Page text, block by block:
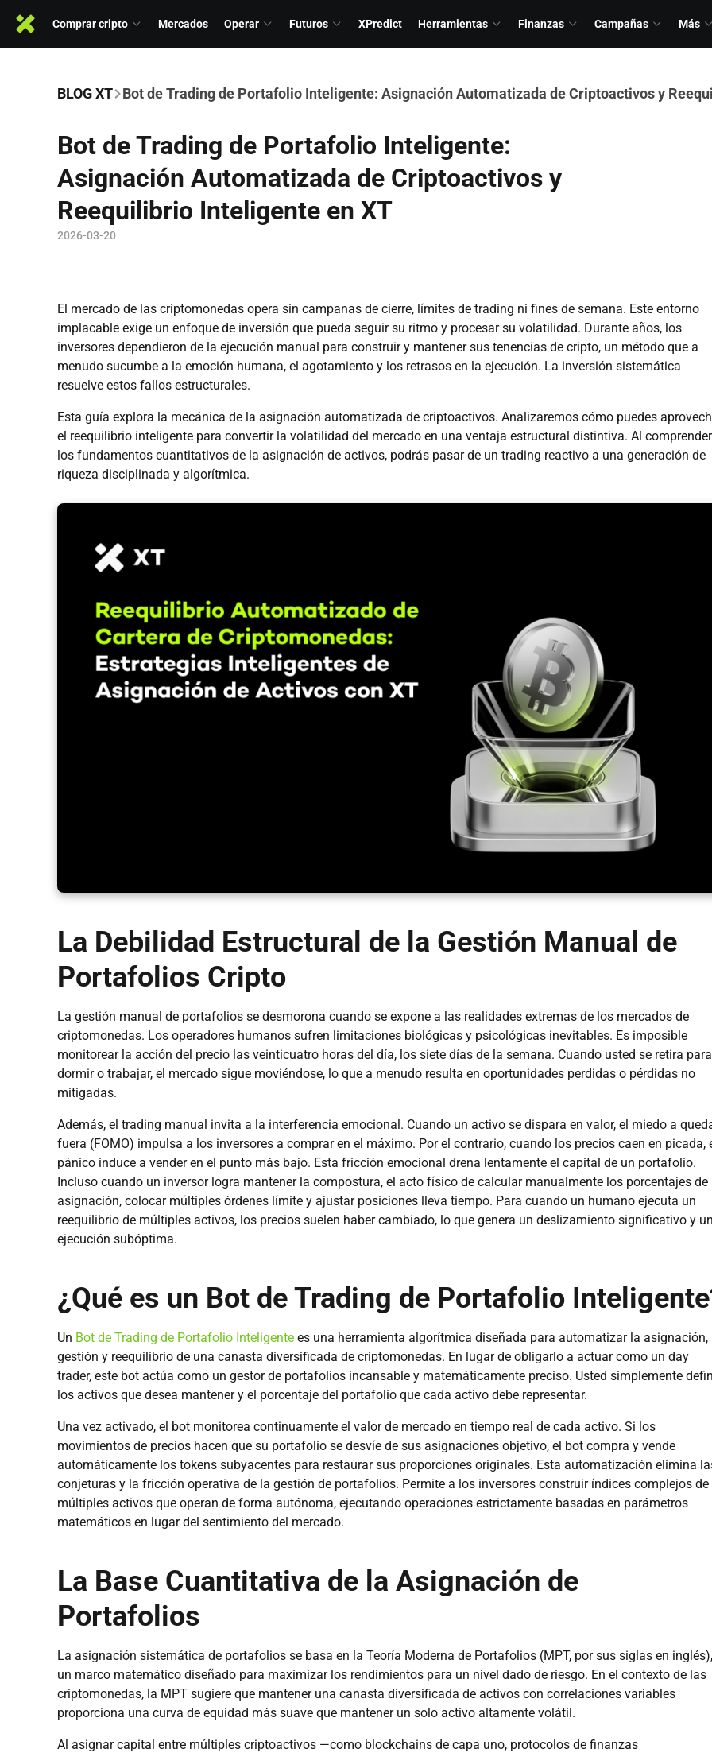
Comprar cripto Mercados Operar Futuros XPredict Herramientas Finanzas Campañas Más
BLOG XT Bot de Trading de Portafolio Inteligente: Asignación Automatizada de Criptoactivos y
Bot de Trading de Portafolio Inteligente:
Asignación Automatizada de Criptoactivos y
Reequilibrio Inteligente en XT
2026-03-20
El mercado de las criptomonedas opera sin campanas de cierre, límites de trading ni fines de semana. Este entorno
implacable exige un enfoque de inversión que pueda seguir su ritmo y procesar su volatilidad. Durante años, los
inversores dependieron de la ejecución manual para construir y mantener sus tenencias de cripto, un método que a
menudo sucumbe a la emoción humana, el agotamiento y los retrasos en la ejecución. La inversión sistemática
resuelve estos fallos estructurales.
Esta guía explora la mecánica de la asignación automatizada de criptoactivos. Analizaremos cómo puedes
el reequilibrio inteligente para convertir la volatilidad del mercado en una ventaja estructural distintiva. Al comprender
los fundamentos cuantitativos de la asignación de activos, podrás pasar de un trading reactivo a una generación de
riqueza disciplinada y algorítmica.
La Debilidad Estructural de la Gestión Manual de
Portafolios Cripto
La gestión manual de portafolios se desmorona cuando se expone a las realidades extremas de los mercados de
criptomonedas. Los operadores humanos sufren limitaciones biológicas y psicológicas inevitables. Es imposible
monitorear la acción del precio las veinticuatro horas del día, los siete días de la semana. Cuando usted se retira para
dormir o trabajar, el mercado sigue moviéndose, lo que a menudo resulta en oportunidades perdidas o pérdidas no
mitigadas.
Además, el trading manual invita a la interferencia emocional. Cuando un activo se dispara en valor, el miedo a
fuera (FOMO) impulsa a los inversores a comprar en el máximo. Por el contrario, cuando los precios caen en picada,
pánico induce a vender en el punto más bajo. Esta fricción emocional drena lentamente el capital de un portafolio.
Incluso cuando un inversor logra mantener la compostura, el acto físico de calcular manualmente los porcentajes de
asignación, colocar múltiples órdenes límite y ajustar posiciones lleva tiempo. Para cuando un humano ejecuta un
reequilibrio de múltiples activos, los precios suelen haber cambiado, lo que genera un deslizamiento significativo y
ejecución subóptima.
¿Qué es un Bot de Trading de Portafolio
Un Bot de Trading de Portafolio Inteligente es una herramienta algorítmica diseñada para automatizar la asignación,
gestión y reequilibrio de una canasta diversificada de criptomonedas. En lugar de obligarlo a actuar como un day
trader, este bot actúa como un gestor de portafolios incansable y matemáticamente preciso. Usted simplemente
los activos que desea mantener y el porcentaje del portafolio que cada activo debe representar.
Una vez activado, el bot monitorea continuamente el valor de mercado en tiempo real de cada activo. Si los
movimientos de precios hacen que su portafolio se desvíe de sus asignaciones objetivo, el bot compra y vende
automáticamente los tokens subyacentes para restaurar sus proporciones originales. Esta automatización elimina
conjeturas y la fricción operativa de la gestión de portafolios. Permite a los inversores construir índices complejos de
múltiples activos que operan de forma autónoma, ejecutando operaciones estrictamente basadas en parámetros
matemáticos en lugar del sentimiento del mercado.
La Base Cuantitativa de la Asignación de
Portafolios
La asignación sistemática de portafolios se basa en la Teoría Moderna de Portafolios (MPT, por sus siglas en inglés),
un marco matemático diseñado para maximizar los rendimientos para un nivel dado de riesgo. En el contexto de las
criptomonedas, la MPT sugiere que mantener una canasta diversificada de activos con correlaciones variables
proporciona una curva de equidad más suave que mantener un solo activo altamente volátil.
Al asignar capital entre múltiples criptoactivos —como blockchains de capa uno, protocolos de finanzas